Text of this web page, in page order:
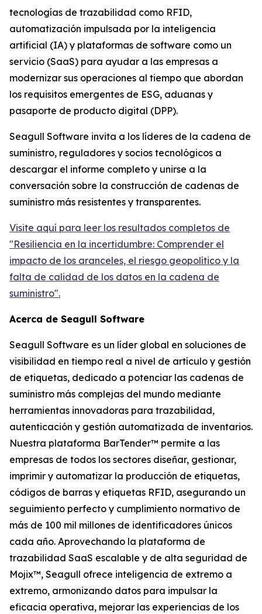
tecnologías de trazabilidad como RFID,
automatización impulsada por la inteligencia
artificial (IA) y plataformas de software como un
servicio (SaaS) para ayudar a las empresas a
modernizar sus operaciones al tiempo que abordan
los requisitos emergentes de ESG, aduanas y
pasaporte de producto digital (DPP).
Seagull Software invita a los líderes de la cadena de
suministro, reguladores y socios tecnológicos a
descargar el informe completo y unirse a la
conversación sobre la construcción de cadenas de
suministro más resistentes y transparentes.
Visite aquí para leer los resultados completos de
"Resiliencia en la incertidumbre: Comprender el
impacto de los aranceles, el riesgo geopolítico y la
falta de calidad de los datos en la cadena de
suministro".
Acerca de Seagull Software
Seagull Software es un líder global en soluciones de
visibilidad en tiempo real a nivel de artículo y gestión
de etiquetas, dedicado a potenciar las cadenas de
suministro más complejas del mundo mediante
herramientas innovadoras para trazabilidad,
autenticación y gestión automatizada de inventarios.
Nuestra plataforma BarTender™ permite a las
empresas de todos los sectores diseñar, gestionar,
imprimir y automatizar la producción de etiquetas,
códigos de barras y etiquetas RFID, asegurando un
seguimiento perfecto y cumplimiento normativo de
más de 100 mil millones de identificadores únicos
cada año. Aprovechando la plataforma de
trazabilidad SaaS escalable y de alta seguridad de
Mojix™, Seagull ofrece inteligencia de extremo a
extremo, armonizando datos para impulsar la
eficacia operativa, mejorar las experiencias de los